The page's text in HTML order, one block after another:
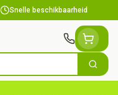
Snelle beschikbaarheid
Zoek